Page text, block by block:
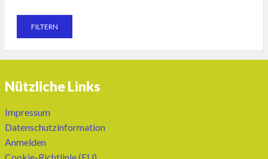
Nützliche Links
Impressum
Datenschutzinformation
Anmelden
Cookie-Richtlinie (EU)